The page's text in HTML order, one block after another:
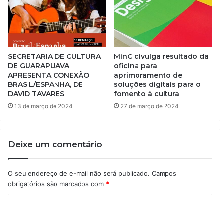
SECRETARIA DE CULTURA
DE GUARAPUAVA
APRESENTA CONEXÃO
BRASIL/ESPANHA, DE
DAVID TAVARES
13 de março de 2024
MinC divulga resultado da
oficina para
aprimoramento de
soluções digitais para o
fomento à cultura
27 de março de 2024
Deixe um comentário
O seu endereço de e-mail não será publicado. Campos
obrigatórios são marcados com *